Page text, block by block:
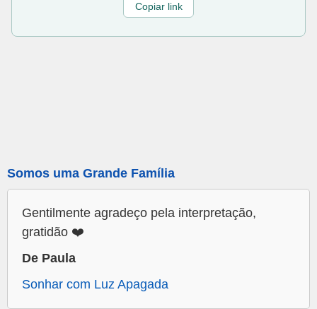
Copiar link
Somos uma Grande Família
Gentilmente agradeço pela interpretação,
gratidão ❤️
De Paula
Sonhar com Luz Apagada